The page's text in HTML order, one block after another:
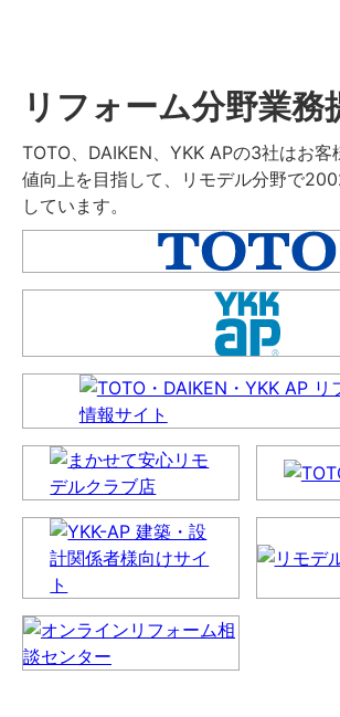
リフォーム分野業務
TOTO、DAIKEN、YKK APの3社はお客
値向上を目指して、リモデル分野で
しています。